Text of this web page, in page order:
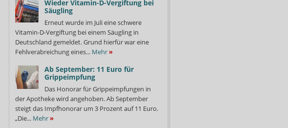
Die Schlecker-Kinder Lars und Meike wurden zu Freiheitsstrafen verurteilt.
Wieder Vitamin-D-Vergiftung bei
Säugling
Erneut wurde im Juli eine schwere
Vitamin-D-Vergiftung bei einem Säugling in
Deutschland gemeldet. Grund hierfür war eine
Fehlverabreichung eines... Mehr»
Ab September: 11 Euro für
Grippeimpfung
Das Honorar für Grippeimpfungen in
der Apotheke wird angehoben. Ab September
steigt das Impfhonorar um 3 Prozent auf 11 Euro.
„Die... Mehr»